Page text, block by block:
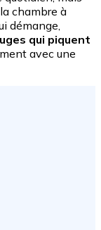
chambre à
démange,
qui piquent
avec une